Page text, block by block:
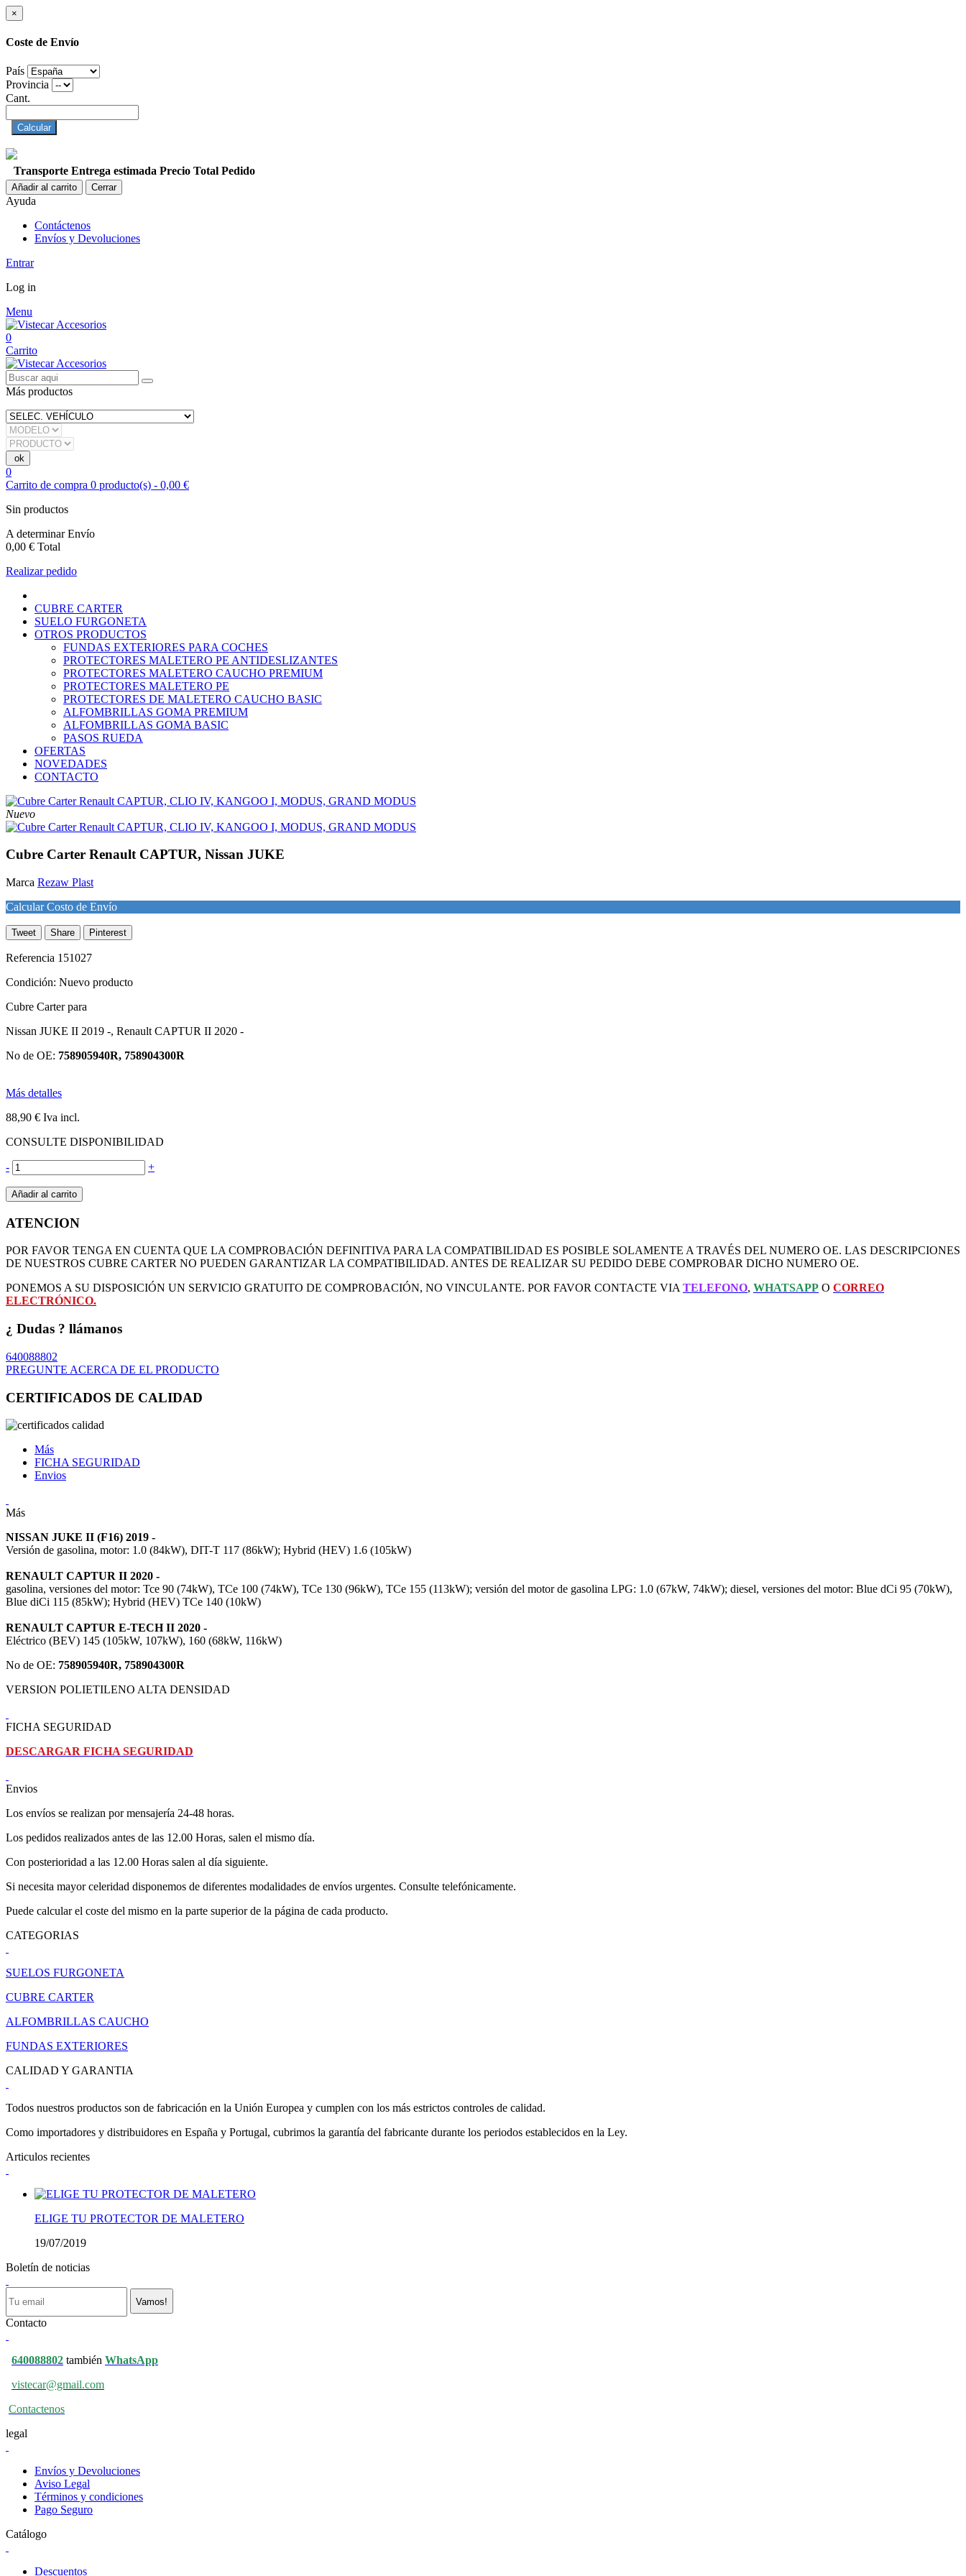
×
Coste de Envío
País
Provincia
Cant.
Calcular
Transporte Entrega estimada Precio Total Pedido
Añadir al carrito Cerrar
Ayuda
Contáctenos
Envíos y Devoluciones
Entrar
Log in
Menu
0
Carrito
Más productos
0
Carrito de compra 0 producto(s) - 0,00 €
Sin productos
A determinarEnvío
0,00 € Total
Realizar pedido
CUBRE CARTER
SUELO FURGONETA
OTROS PRODUCTOS
FUNDAS EXTERIORES PARA COCHES
PROTECTORES MALETERO PE ANTIDESLIZANTES
PROTECTORES MALETERO CAUCHO PREMIUM
PROTECTORES MALETERO PE
PROTECTORES DE MALETERO CAUCHO BASIC
ALFOMBRILLAS GOMA PREMIUM
ALFOMBRILLAS GOMA BASIC
PASOS RUEDA
OFERTAS
NOVEDADES
CONTACTO
Nuevo
Cubre Carter Renault CAPTUR, Nissan JUKE
Marca Rezaw Plast
Calcular Costo de Envío
Tweet Share Pinterest
Referencia 151027
Condición: Nuevo producto
Cubre Carter para
Nissan JUKE II 2019 -, Renault CAPTUR II 2020 -
No de OE: 758905940R, 758904300R
Más detalles
88,90 € Iva incl.
CONSULTE DISPONIBILIDAD
- +
Añadir al carrito
ATENCION
POR FAVOR TENGA EN CUENTA QUE LA COMPROBACIÓN DEFINITIVA PARA LA COMPATIBILIDAD ES POSIBLE SOLAMENTE A TRAVÉS DEL NUMERO OE. LAS DESCRIPCIONES
DE NUESTROS CUBRE CARTER NO PUEDEN GARANTIZAR LA COMPATIBILIDAD. ANTES DE REALIZAR SU PEDIDO DEBE COMPROBAR DICHO NUMERO OE.
PONEMOS A SU DISPOSICIÓN UN SERVICIO GRATUITO DE COMPROBACIÓN, NO VINCULANTE. POR FAVOR CONTACTE VIATELEFONO, WHATSAPP O CORREO
ELECTRÓNICO.
¿ Dudas ? llámanos
640088802
PREGUNTE ACERCA DE EL PRODUCTO
CERTIFICADOS DE CALIDAD
Más
FICHA SEGURIDAD
Envios
Más
NISSAN JUKE II (F16) 2019 -
Versión de gasolina, motor: 1.0 (84kW), DIT-T 117 (86kW); Hybrid (HEV) 1.6 (105kW)
RENAULT CAPTUR II 2020 -
gasolina, versiones del motor: Tce 90 (74kW), TCe 100 (74kW), TCe 130 (96kW), TCe 155 (113kW); versión del motor de gasolina LPG: 1.0 (67kW, 74kW); diesel, versiones del motor: Blue dCi 95 (70kW),
Blue diCi 115 (85kW); Hybrid (HEV) TCe 140 (10kW)
RENAULT CAPTUR E-TECH II 2020 -
Eléctrico (BEV) 145 (105kW, 107kW), 160 (68kW, 116kW)
No de OE: 758905940R, 758904300R
VERSION POLIETILENO ALTA DENSIDAD
FICHA SEGURIDAD
DESCARGAR FICHA SEGURIDAD
Envios
Los envíos se realizan por mensajería 24-48 horas.
Los pedidos realizados antes de las 12.00 Horas, salen el mismo día.
Con posterioridad a las 12.00 Horas salen al día siguiente.
Si necesita mayor celeridad disponemos de diferentes modalidades de envíos urgentes. Consulte telefónicamente.
Puede calcular el coste del mismo en la parte superior de la página de cada producto.
CATEGORIAS
SUELOS FURGONETA
CUBRE CARTER
ALFOMBRILLAS CAUCHO
FUNDAS EXTERIORES
CALIDAD Y GARANTIA
Todos nuestros productos son de fabricación en la Unión Europea y cumplen con los más estrictos controles de calidad.
Como importadores y distribuidores en España y Portugal, cubrimos la garantía del fabricante durante los periodos establecidos en la Ley.
Articulos recientes
ELIGE TU PROTECTOR DE MALETERO
19/07/2019
Boletín de noticias
Vamos!
Contacto
640088802 también WhatsApp
vistecar@gmail.com
Contactenos
legal
Envíos y Devoluciones
Aviso Legal
Términos y condiciones
Pago Seguro
Catálogo
Descuentos